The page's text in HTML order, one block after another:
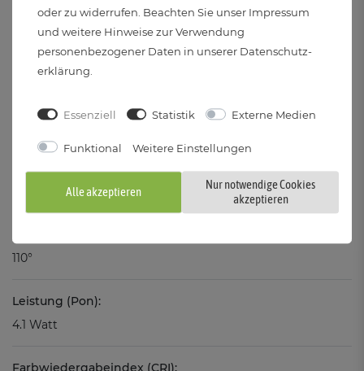
Stromversorgung:
Kabelgebunden
220 bis 240 Volt und 50 Hertz
110°
Leistung (Pon):
4.1 Watt
Farbwiedergabeindex (CRI):
oder zu widerrufen. Beachten Sie unser Impressum
und weitere Hinweise zur Verwendung
personenbezogener Daten in unserer Daten­schutz­
erklärung.
Essenziell Statistik Externe Medien
Funktional Weitere Einstellungen
Alle akzeptieren
Nur notwendige Cookies
akzeptieren